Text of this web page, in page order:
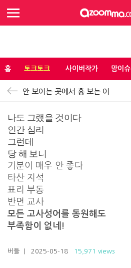
홈 토크토크 사이버작가 맘이슈
안 보이는 곳에서 흉 보는 이
나도 그랬을 것이다
인간 심리
그런데
당 해 보니
기분이 매우 안 좋다
타산 지석
표리 부동
반면 교사
모든 고사성어를 동원해도
부족함이 없네!
버들 | 2025-05-18 15,971 views